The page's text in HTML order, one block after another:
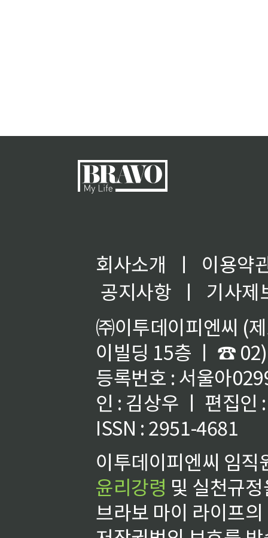
회사소개 ㅣ
이용약
공지사항
ㅣ
기사제
㈜이투데이피엔씨 (
이빌딩 15층 ㅣ ☎
등록번호 : 서울아
인 : 김상우 ㅣ 편집인
ISSN : 2951-4681
이투데이피엔씨 임
윤리강령 및 실천규
브라보 마이 라이프